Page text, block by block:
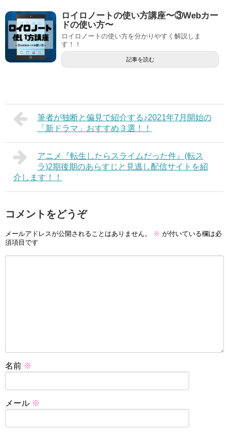
ロイロノートの使い方講座〜③Webカー
ドの使い方〜
ロイロノートの使い方を分かりやすく解説しま
す！！
記事を読む
筆者が独断と偏見で紹介する♪2021年7月開始の
「新ドラマ」おすすめ３選！！
アニメ『転生したらスライムだった件』(転ス
ラ)2期後期のあらすじと見逃し配信サイトを紹
介します！！
コメントをどうぞ
メールアドレスが公開されることはありません。 ※ が付いている欄は必
須項目です
名前 ※
メール ※